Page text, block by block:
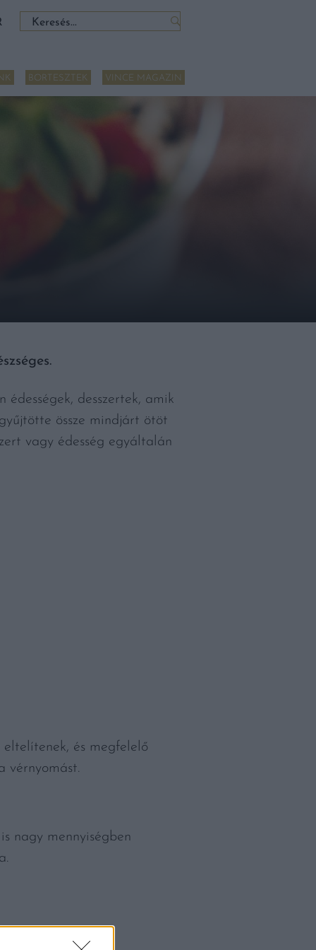
Keresés:
BORTESZTEK VINCE MAGAZIN
desszertek, amik
össze mindjárt ötöt
vagy édesség egyáltalán
és megfelelő
vérnyomást.
nagy mennyiségben